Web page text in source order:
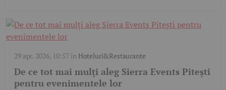
29 apr. 2026, 10:57în Hoteluri&Restaurante
De ce tot mai mulți aleg Sierra Events Pitești
pentru evenimentele lor